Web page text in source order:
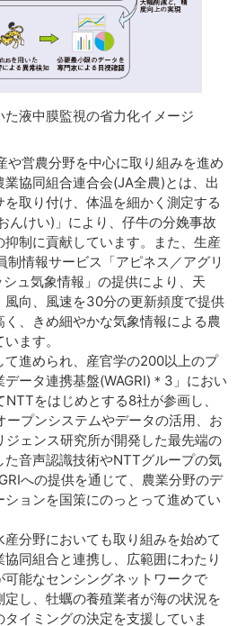
液中膜監視の省力化イメージ
や営農分野を中心に取り組みを進め
協同組合連合会(JA全農)とは、出
取り付け、体温を細かく測定する
んけい)」により、仔牛の分娩事故
制に貢献しています。また、生産
情報サービス「アピネス／アグリ
ュ気象情報」の提供により、天
向、風速を30分の更新頻度で提供
、きめ細やかな気象情報による農
ます。
て進められ、産官学の200以上のプ
ータ連携基盤(WAGRI)＊3」におい
をはじめとする8社が参画し、
ープンシステムやデータの活用、お
ェンス研究所が開発した最先端の
音声認識技術やNTTグループの気
への提供を通じて、農業分野のデ
ョンを国策にのっとって進めてい
分野においても取り組みを始めて
同組合と連携し、広範囲にわたり
能なセンシングネットワークで
し、牡蠣の養殖業者が海の状況を
イミングの決定を支援していま